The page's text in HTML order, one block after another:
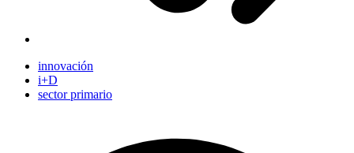
innovación
i+D
sector primario